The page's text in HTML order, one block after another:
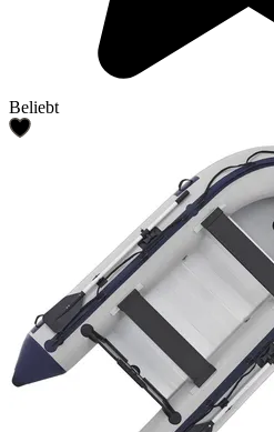
Beliebt